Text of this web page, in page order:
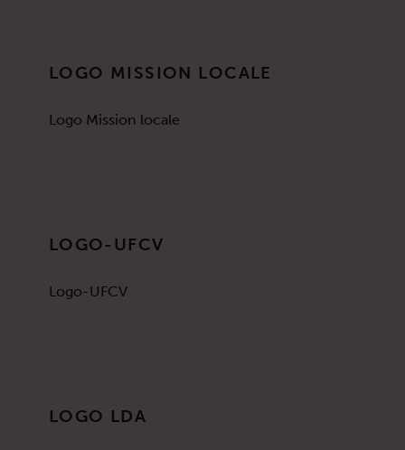
LOGO MISSION LOCALE
Logo Mission locale
LOGO-UFCV
Logo-UFCV
LOGO LDA